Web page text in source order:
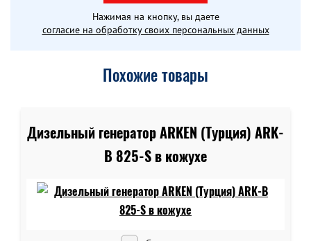
Нажимая на кнопку, вы даете
согласие на обработку своих персональных данных
Похожие товары
Дизельный генератор ARKEN (Турция) ARK-
B 825-S в кожухе